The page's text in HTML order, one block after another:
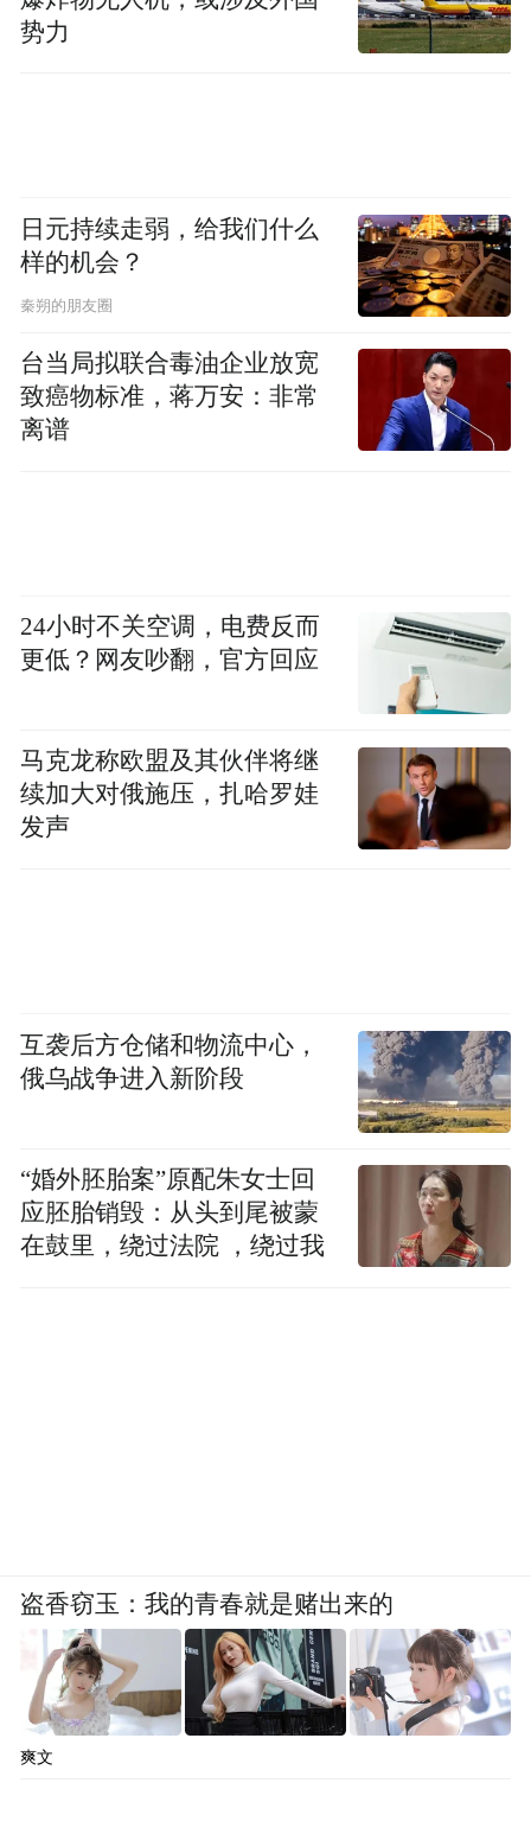
导弹，因为需要定量配给防御性弹药。
隶属于弗吉尼亚州导弹防御倡导联盟
（missile Defense Advocacy Alliance）的以色
列导弹专家塔尔·因巴尔（Tal Inbar）指出，
2014年，以色列曾在防空拦截弹用完的前几
天寻求与哈马斯停火。因巴尔说，拦截弹库
存水平在以色列是一个高度敏感的话题，但
卫的弹弓和箭系统；以及从美国交付的昂贵
的爱国者和萨德导弹防御系统。
很大程度上依赖相对昂贵的“箭”导弹系统来
反击来自伊朗的攻击。“箭”导弹发射单价为
300万美元。Inbar说，虽然廉价和批量生产
“特别声明：以上作品内容(包括在内的视频、图片或音
频)为凤凰网旗下自媒体平台“大风号”用户上传并发
布，本平台仅提供信息存储空间服务。
Notice: The content above (including the videos,
pictures and audios if any) is uploaded and posted
by the user of Dafeng Hao, which is a social media
platform and merely provides information storage
space services.”
势力
日元持续走弱，给我们什么
样的机会？
秦朔的朋友圈
台当局拟联合毒油企业放宽
致癌物标准，蒋万安：非常
离谱
24小时不关空调，电费反而
更低？网友吵翻，官方回应
马克龙称欧盟及其伙伴将继
续加大对俄施压，扎哈罗娃
发声
互袭后方仓储和物流中心，
俄乌战争进入新阶段
“婚外胚胎案”原配朱女士回
应胚胎销毁：从头到尾被蒙
在鼓里，绕过法院 ，绕过我
盗香窃玉：我的青春就是赌出来的
爽文